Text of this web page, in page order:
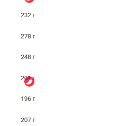
232 г
278 г
248 г
201 г
196 г
207 г